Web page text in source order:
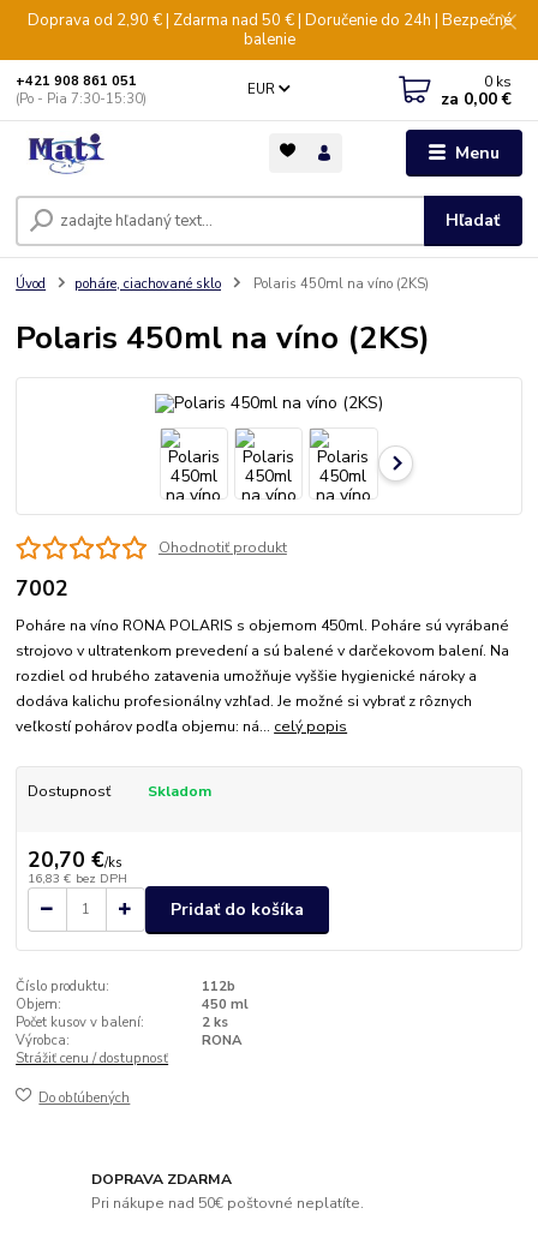
Doprava od 2,90 € | Zdarma nad 50 € | Doručenie do 24h | Bezpečné
balenie
Menu
EUR
Hľadať
+421 908 861 051
(Po - Pia 7:30-15:30)
0 ks
za 0,00 €
Úvod poháre, ciachované sklo Polaris 450ml na víno (2KS)
Polaris 450ml na víno (2KS)
Ohodnotiť produkt
7002
Poháre na víno RONA POLARIS s objemom 450ml. Poháre sú vyrábané
strojovo v ultratenkom prevedení a sú balené v darčekovom balení. Na
rozdiel od hrubého zatavenia umožňuje vyššie hygienické nároky a
dodáva kalichu profesionálny vzhľad. Je možné si vybrať z rôznych
veľkostí pohárov podľa objemu: ná... celý popis
Dostupnosť Skladom
20,70 €/ks
16,83 € bez DPH
Pridať do košíka
Číslo produktu:
112b
Objem:
450 ml
Počet kusov v balení:
2 ks
Výrobca:
RONA
Strážiť cenu / dostupnosť
Do obľúbených
DOPRAVA ZDARMA
Pri nákupe nad 50€ poštovné neplatíte.